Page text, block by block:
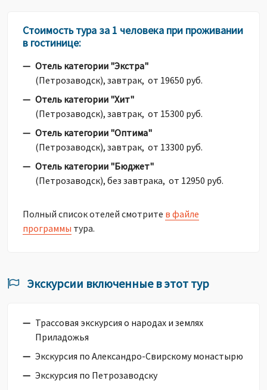
Стоимость тура за 1 человека при проживании
в гостинице:
Отель категории "Экстра"
(Петрозаводск), завтрак, от 19650 руб.
Отель категории "Хит"
(Петрозаводск), завтрак, от 15300 руб.
Отель категории "Оптима"
(Петрозаводск), завтрак, от 13300 руб.
Отель категории "Бюджет"
(Петрозаводск), без завтрака, от 12950 руб.
Полный список отелей смотрите в файле
программы тура.
Экскурсии включенные в этот тур
Трассовая экскурсия о народах и землях
Приладожья
Экскурсия по Александро-Свирскому монастырю
Экскурсия по Петрозаводску